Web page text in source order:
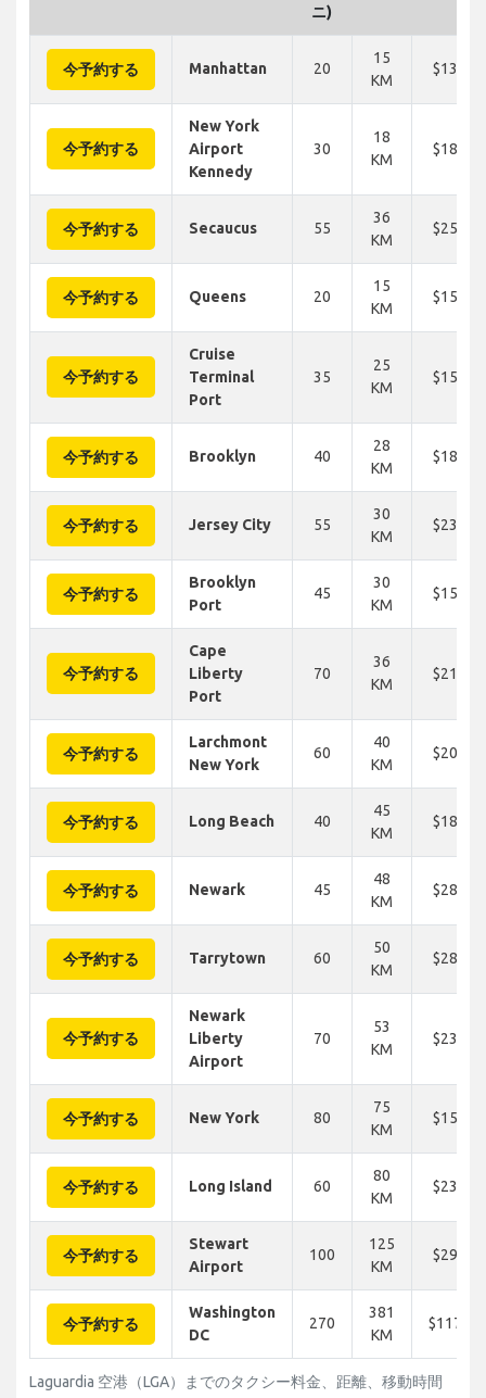
ニ)
今予約する Manhattan 20
15
KM
$138
今予約する
New York
Airport
Kennedy
30
18
KM
$188
今予約する Secaucus 55
36
KM
$250
今予約する Queens 20
15
KM
$156
今予約する
Cruise
Terminal
Port
35
25
KM
$156
今予約する Brooklyn 40
28
KM
$188
今予約する Jersey City 55
30
KM
$234
今予約する
Brooklyn
Port
45
30
KM
$156
今予約する
Cape
Liberty
Port
70
36
KM
$219
今予約する
Larchmont
New York
60
40
KM
$203
今予約する Long Beach 40
45
KM
$180
今予約する Newark 45
48
KM
$281
今予約する Tarrytown 60
50
KM
$281
今予約する
Newark
Liberty
Airport
70
53
KM
$234
今予約する New York 80
75
KM
$156
今予約する Long Island 60
80
KM
$234
今予約する
Stewart
Airport
100
125
KM
$297
今予約する
Washington
DC
270
381
KM
$1170
Laguardia 空港（LGA）までのタクシー料金、距離、移動時間